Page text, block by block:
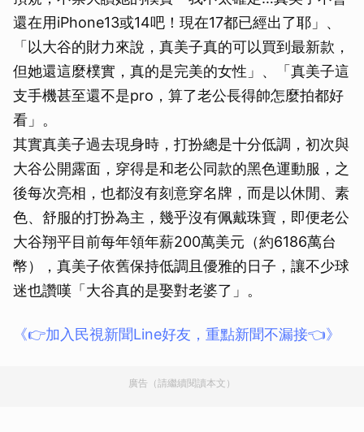
還在用iPhone13或14吧！現在17都已經出了耶」、
「以大谷的財力來說，真美子真的可以買到最新款，
但她還這麼樸實，真的是完美的女性」、「真美子這
支手機甚至還不是pro，算了老公長得帥怎麼拍都好
看」。
其實真美子過去現身時，打扮總是十分低調，初次與
大谷公開露面，穿得是和老公同款的黑色運動服，之
後每次亮相，也都沒有刻意穿名牌，而是以休閒、素
色、舒服的打扮為主，幾乎沒有佩戴珠寶，即便老公
大谷翔平目前每年領年薪200萬美元（約6186萬台
幣），真美子依舊保持低調且優雅的日子，讓不少球
迷也讚嘆「大谷真的是娶對老婆了」。
《👉加入民視新聞Line好友，重點新聞不漏接👈》
廣告（請繼續閱讀本文）